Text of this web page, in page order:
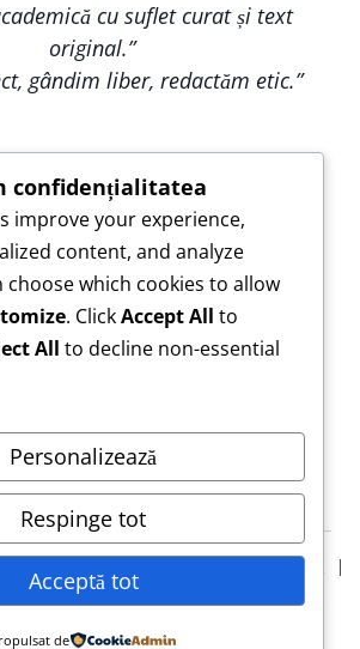
cu suflet curat și text
original.”
gândim liber, redactăm etic.”
nu copiem — pentru o
pentru lucrări scrise cu
2026 LucrăriLicență.eu
Declarație Etică
Etică Lucrare de Licență
confidențialitatea
improve your experience,
content, and analyze
choose which cookies to allow
. ClickAccept All to
All to decline non-essential
Personalizează
Respinge tot
Acceptă tot
de